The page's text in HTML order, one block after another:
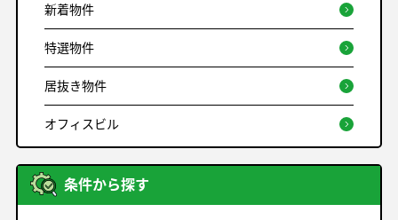
新着物件
特選物件
居抜き物件
オフィスビル
条件から探す